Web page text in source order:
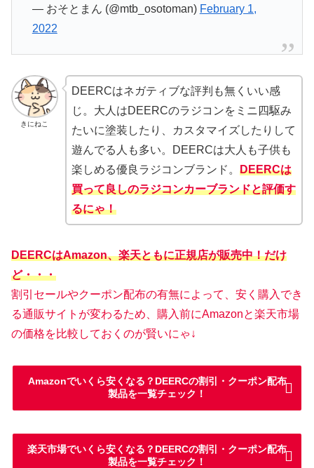
— おそとまん (@mtb_osotoman) February 1,
2022
きにねこ
DEERCはネガティブな評判も無くいい感
じ。大人はDEERCのラジコンをミニ四駆み
たいに塗装したり、カスタマイズしたりして
遊んでる人も多い。DEERCは大人も子供も
楽しめる優良ラジコンブランド。 DEERCは
買って良しのラジコンカーブランドと評価す
るにゃ！
DEERCはAmazon、楽天ともに正規店が販売中！だけ
ど・・・
割引セールやクーポン配布の有無によって、安く購入でき
る通販サイトが変わるため、購入前にAmazonと楽天市場
の価格を比較しておくのが賢いにゃ↓
Amazonでいくら安くなる？DEERCの割引・クーポン配布
製品を一覧チェック！
楽天市場でいくら安くなる？DEERCの割引・クーポン配布
製品を一覧チェック！